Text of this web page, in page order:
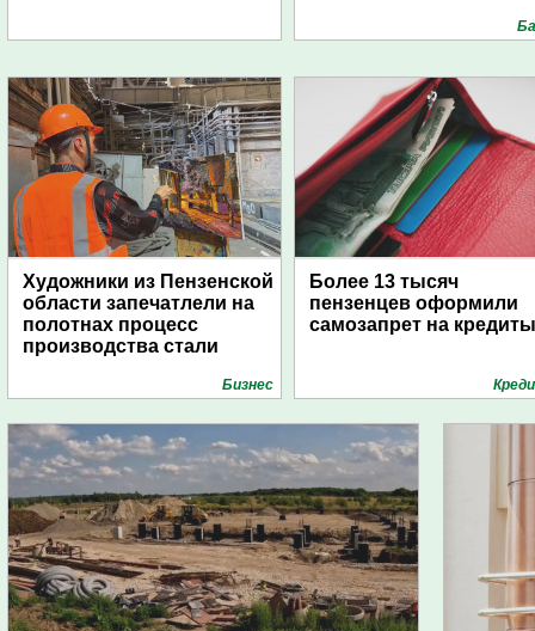
Художники из Пензенской
области запечатлели на
полотнах процесс
производства стали
Бизнес
Более 13 тысяч
пензенцев оформили
самозапрет на кредиты